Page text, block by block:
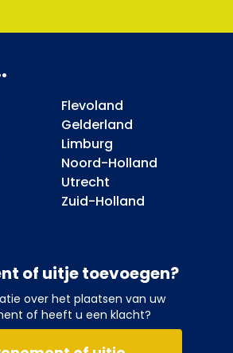
Flevoland
Gelderland
Limburg
Noord-Holland
Utrecht
Zuid-Holland
of uitje toevoegen?
over het plaatsen van uw
of heeft u een klacht?